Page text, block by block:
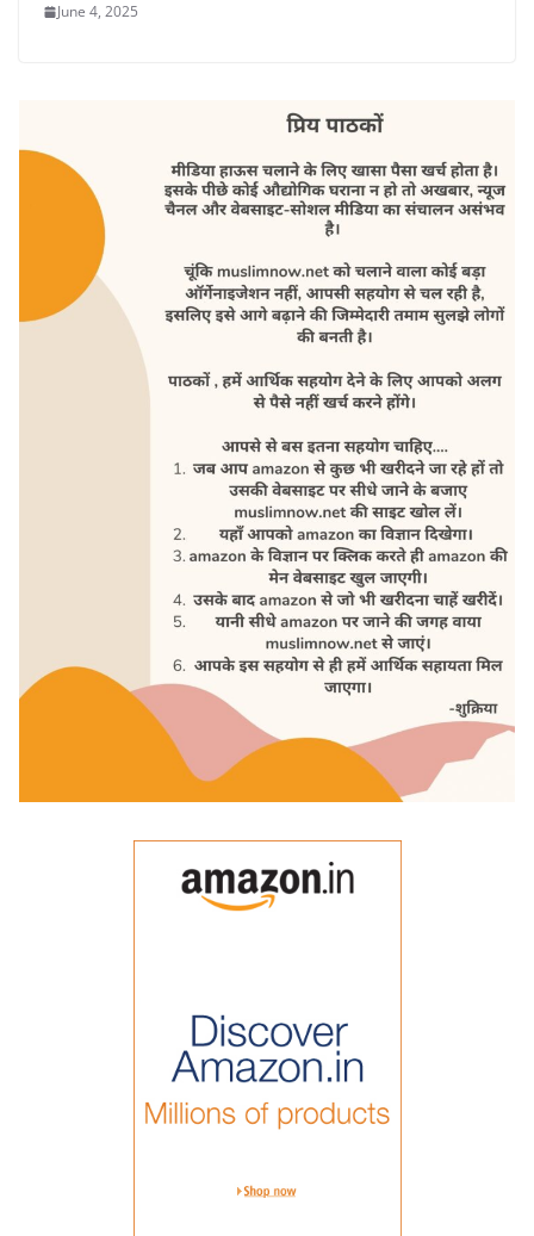
June 4, 2025